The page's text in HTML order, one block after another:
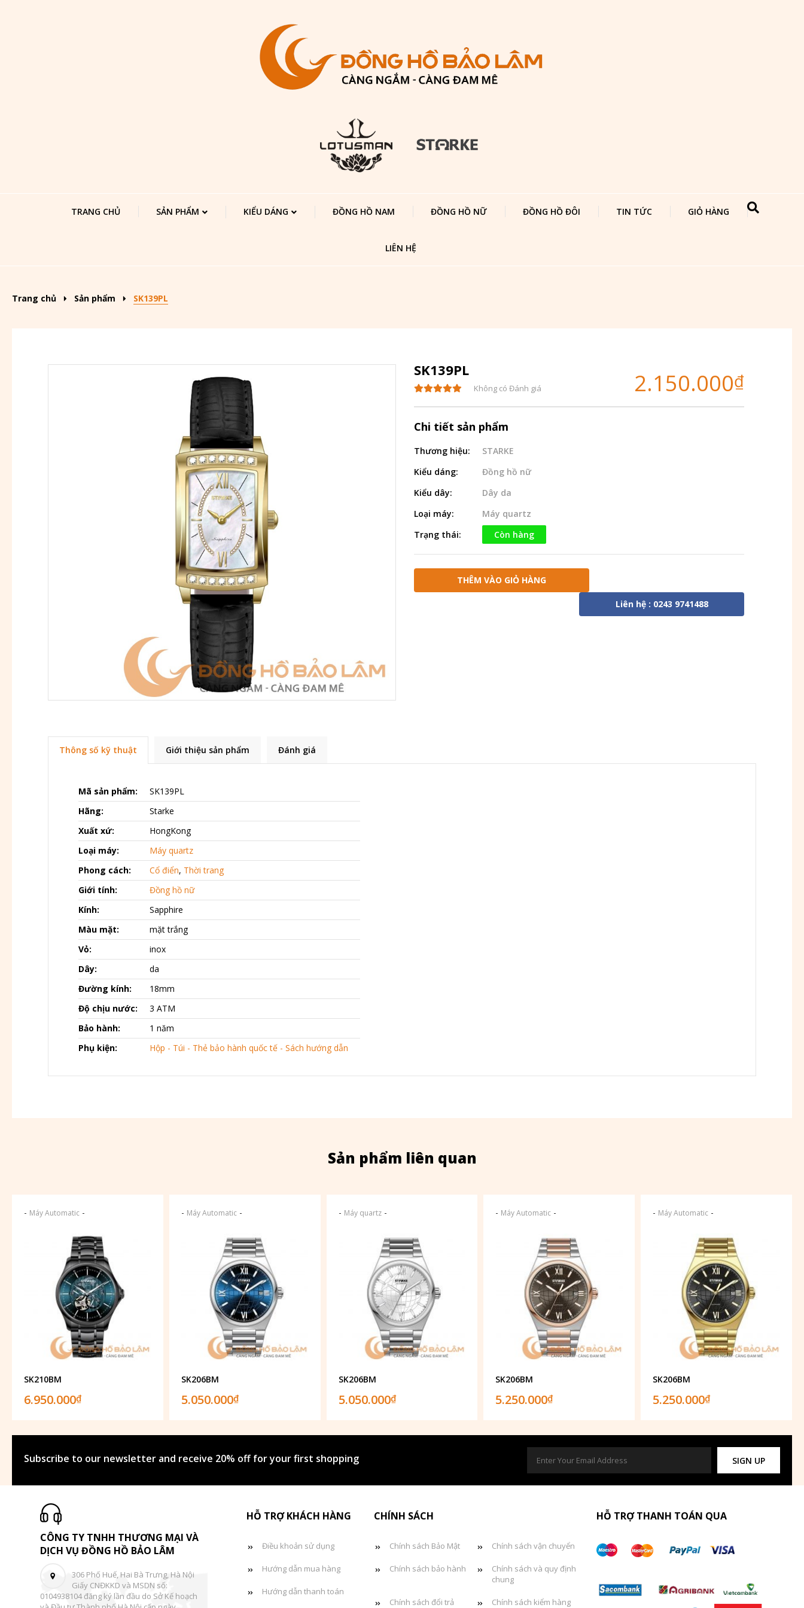
TRANG CHỦ SẢN PHẨM KIỂU DÁNG ĐỒNG HỒ NAM ĐỒNG HỒ NỮ ĐỒNG HỒ ĐÔI TIN TỨC GIỎ HÀNG
LIÊN HỆ
Trang chủ Sản phẩm SK139PL
SK139PL
Không có Đánh giá 2.150.000₫
Chi tiết sản phẩm
Thương hiệu:
STARKE
Kiểu dáng:
Đồng hồ nữ
Kiểu dây:
Dây da
Loại máy:
Máy quartz
Trạng thái:
Còn hàng
THÊM VÀO GIỎ HÀNG
Liên hệ : 0243 9741488
Thông số kỹ thuật Giới thiệu sản phẩm Đánh giá
Mã sản phẩm:
SK139PL
Hãng:
Starke
Xuất xứ:
HongKong
Loại máy:
Máy quartz
Phong cách:
Cổ điển, Thời trang
Giới tính:
Đồng hồ nữ
Kính:
Sapphire
Màu mặt:
mặt trắng
Vỏ:
inox
Dây:
da
Đường kính:
18mm
Độ chịu nước:
3 ATM
Bảo hành:
1 năm
Phụ kiện:
Hộp - Túi - Thẻ bảo hành quốc tế - Sách hướng dẫn
Sản phẩm liên quan
- Máy Automatic -
SK210BM
6.950.000₫
- Máy Automatic-
SK206BM
5.050.000₫
- Máy quartz-
SK206BM
5.050.000₫
- Máy Automatic -
SK206BM
5.250.000₫
- Máy Automatic -
SK206BM
5.250.000₫
Subscribe to our newsletter and receive 20% off for your first shopping SIGN UP
CÔNG TY TNHH THƯƠNG MẠI VÀ
DỊCH VỤ ĐỒNG HỒ BẢO LÂM
306 Phố Huế, Hai Bà Trưng, Hà Nội
Giấy CNĐKKD và MSDN số:
0104938104 đăng ký lần đầu do Sở Kế hoạch
HỖ TRỢ KHÁCH HÀNG
Điều khoản sử dụng
Hướng dẫn mua hàng
Hướng dẫn thanh toán
CHÍNH SÁCH
Chính sách Bảo Mật Chính sách vận chuyển
Chính sách bảo hành
Chính sách và quy định
chung
Chính sách đổi trả Chính sách kiểm hàng
HỖ TRỢ THANH TOÁN QUA